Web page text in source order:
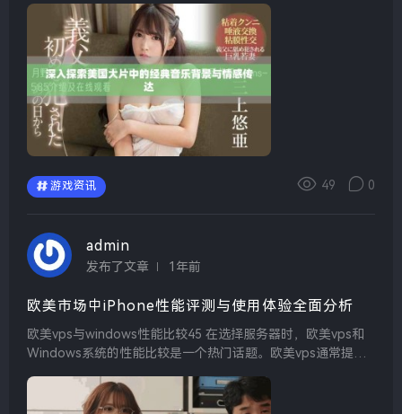
瞬间。无论是紧张的战斗场面，还是感人至深的情...
游戏资讯 49 0
admin
发布了文章 1年前
欧美市场中iPhone性能评测与使用体验全面分析
欧美vps与windows性能比较45 在选择服务器时，欧美vps和
Windows系统的性能比较是一个热门话题。欧美vps通常提供
序。而Windows系统则在用户...